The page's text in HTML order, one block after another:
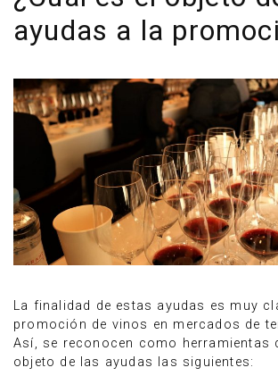
ayudas a la
La finalidad de estas ayudas es muy
promoción de vinos en mercados de
Así, se reconocen como herramientas
objeto de las ayudas las siguientes: